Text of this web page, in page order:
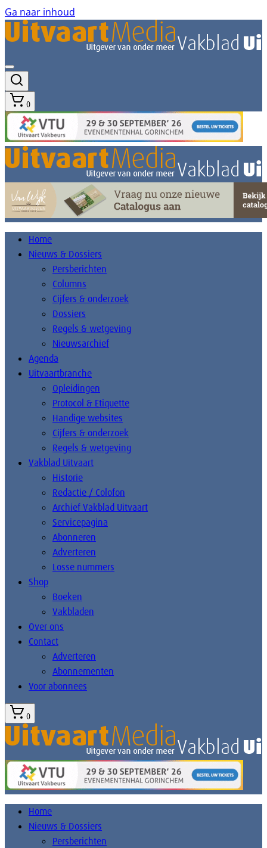
Ga naar inhoud
0
Home
Nieuws & Dossiers
Persberichten
Columns
Cijfers & onderzoek
Dossiers
Regels & wetgeving
Nieuwsarchief
Agenda
Uitvaartbranche
Opleidingen
Protocol & Etiquette
Handige websites
Cijfers & onderzoek
Regels & wetgeving
Vakblad Uitvaart
Historie
Redactie / Colofon
Archief Vakblad Uitvaart
Servicepagina
Abonneren
Adverteren
Losse nummers
Shop
Boeken
Vakbladen
Over ons
Contact
Adverteren
Abonnementen
Voor abonnees
0
Home
Nieuws & Dossiers
Persberichten